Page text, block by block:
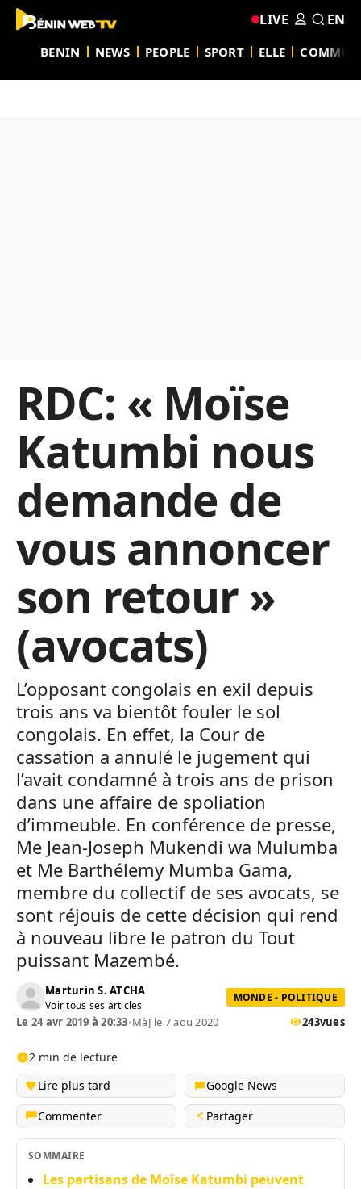
BENIN NEWS PEOPLE SPORT ELLE
LIVE EN
RDC: « Moïse
Katumbi nous
demande de
vous annoncer
son retour »
(avocats)
L’opposant congolais en exil depuis
trois ans va bientôt fouler le sol
congolais. En effet, la Cour de
cassation a annulé le jugement qui
l’avait condamné à trois ans de prison
dans une affaire de spoliation
d’immeuble. En conférence de presse,
Me Jean-Joseph Mukendi wa Mulumba
et Me Barthélemy Mumba Gama,
membre du collectif de ses avocats, se
sont réjouis de cette décision qui rend
à nouveau libre le patron du Tout
puissant Mazembé.
Marturin S. ATCHA
Voir tous ses articles
MONDE - POLITIQUE
Le 24 avr 2019 à 20:33•MàJ le 7 aou 2020 243vues
2 min de lecture
Lire plus tard
Google News
Commenter
Partager
SOMMAIRE
Les partisans de Moïse Katumbi peuvent